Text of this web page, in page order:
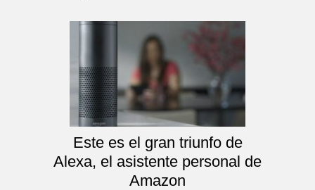
Este es el gran triunfo de
Alexa, el asistente personal de
Amazon